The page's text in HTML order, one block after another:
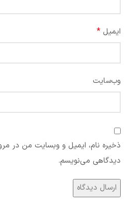
ایمیل *
وب‌سایت
ذخیره نام، ایمیل و وبسایت من در
دیدگاهی می‌نویسم.